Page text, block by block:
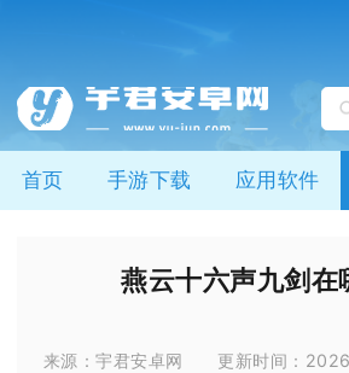
首页 手游下载 应用软件
燕云十六声九剑在
来源：宇君安卓网 更新时间：